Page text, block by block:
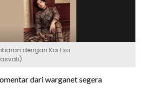
dengan Kai Exo
dari warganet segera